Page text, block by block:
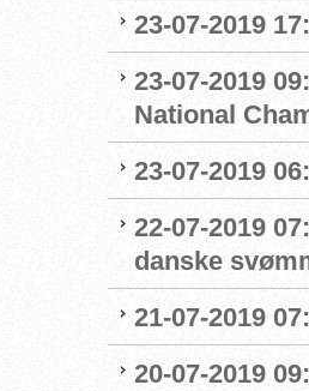
23-07-2019
23-07-2019
National
23-07-2019
22-07-2019
danske
21-07-2019
20-07-2019